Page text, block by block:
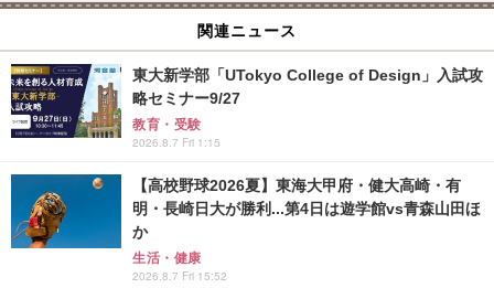
関連ニュース
東大新学部「UTokyo College of Design」入試攻
略セミナー9/27
教育・受験
2026.8.7 Fri 1:15
【高校野球2026夏】東海大甲府・健大高崎・有
明・長崎日大が勝利...第4日は遊学館vs青森山田ほ
か
生活・健康
2026.8.7 Fri 15:52